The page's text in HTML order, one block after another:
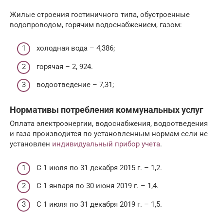
Жилые строения гостиничного типа, обустроенные
водопроводом, горячим водоснабжением, газом:
холодная вода – 4,386;
горячая – 2, 924.
водоотведение – 7,31;
Нормативы потребления коммунальных услуг
Оплата электроэнергии, водоснабжения, водоотведения
и газа производится по установленным нормам если не
установлен индивидуальный прибор учета.
С 1 июля по 31 декабря 2015 г. – 1,2.
С 1 января по 30 июня 2019 г. – 1,4.
С 1 июля по 31 декабря 2019 г. – 1,5.